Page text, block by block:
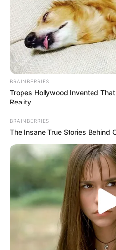
BRAINBERRIES
Tropes Hollywood Invented
Reality
BRAINBERRIES
The Insane True Stories Behind